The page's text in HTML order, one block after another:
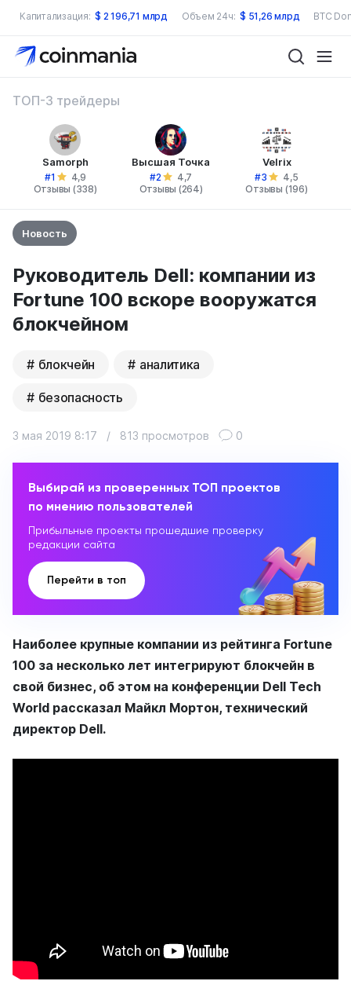
Капитализация: $ 2 196,71 млрд Объем 24ч: $ 51,26 млрд BTC
ТОП-3 трейдеры
Samorph
#1
4,9
Отзывы (338)
Высшая Точка
#2
4,7
Отзывы (264)
Velrix
#3
4,5
Отзывы (196)
Новость
Руководитель Dell: компании из
Fortune 100 вскоре вооружатся
блокчейном
блокчейн аналитика
безопасность
3 мая 2019 8:17 / 813 просмотров 0
Выбирай из проверенных ТОП проектов
по мнению пользователей
Прибыльные проекты прошедшие проверку
редакции сайта
Перейти в топ
Наиболее крупные компании из рейтинга Fortune
100 за несколько лет интегрируют блокчейн в
свой бизнес, об этом на конференции Dell Tech
World рассказал Майкл Мортон, технический
директор Dell.